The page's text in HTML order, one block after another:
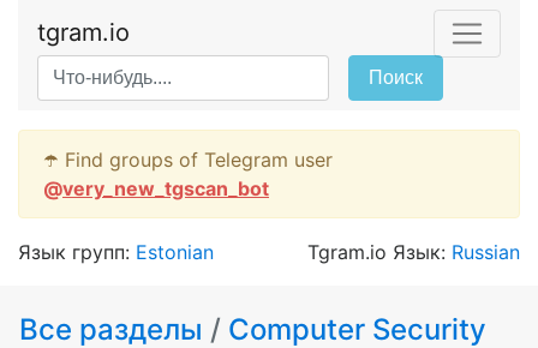
tgram.io
Поиск
☂️ Find groups of Telegram user
@very_new_tgscan_bot
Язык групп: Estonian Tgram.io Язык: Russian
Все разделы / Computer Security